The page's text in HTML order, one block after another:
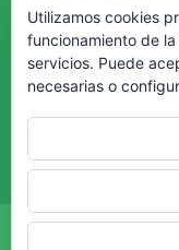
Copyright © - Web
Utilizamos cookies
funcionamiento de
servicios. Puede
necesarias o